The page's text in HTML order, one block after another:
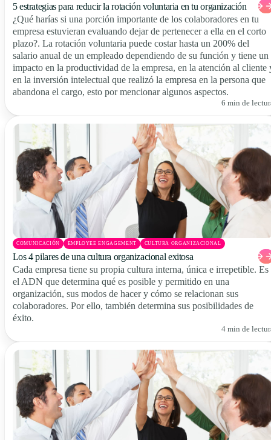
5 estrategias para reducir la rotación voluntaria en tu organización
¿Qué harías si una porción importante de los colaboradores en tu
empresa estuvieran evaluando dejar de pertenecer a ella en el corto
plazo?. La rotación voluntaria puede costar hasta un 200% del
salario anual de un empleado dependiendo de su función y tiene un
impacto en la productividad de la empresa, en la atención al cliente
en la inversión intelectual que realizó la empresa en la persona que
abandona el cargo, esto por mencionar algunos aspectos.
6 min de
COMUNICACIÓN EMPLOYEE ENGAGEMENT CULTURA ORGANIZACIONAL
Los 4 pilares de una cultura organizacional exitosa
Cada empresa tiene su propia cultura interna, única e irrepetible. Es
el ADN que determina qué es posible y permitido en una
organización, sus modos de hacer y cómo se relacionan sus
colaboradores. Por ello, también determina sus posibilidades de
éxito.
4 min de